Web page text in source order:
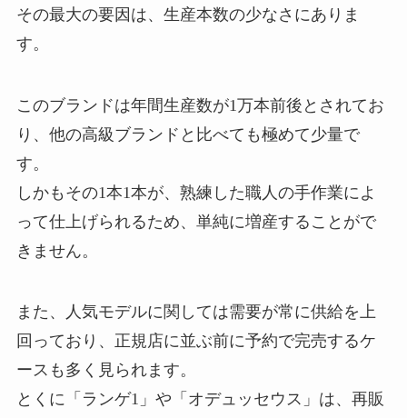
その最大の要因は、生産本数の少なさにありま
す。
このブランドは年間生産数が1万本前後とされてお
り、他の高級ブランドと比べても極めて少量で
す。
しかもその1本1本が、熟練した職人の手作業によ
って仕上げられるため、単純に増産することがで
きません。
また、人気モデルに関しては需要が常に供給を上
回っており、正規店に並ぶ前に予約で完売するケ
ースも多く見られます。
とくに「ランゲ1」や「オデュッセウス」は、再販